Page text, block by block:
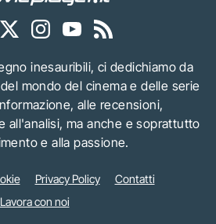
inesauribili, ci dedichiamo da
mondo del cinema e delle serie
alle recensioni,
all'analisi, ma anche e soprattutto
e alla passione.
Privacy Policy
Contatti
Lavora con noi